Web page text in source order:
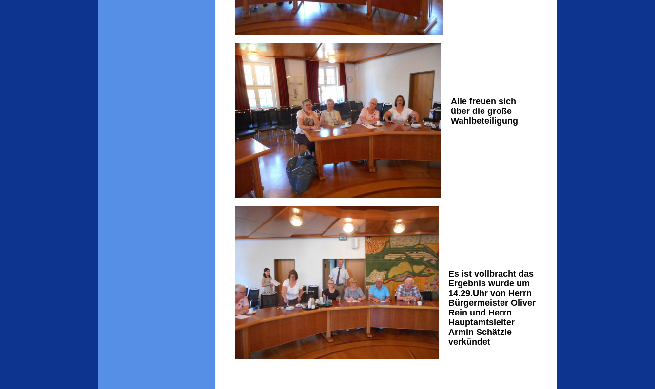
Alle freuen sich
über die große
Wahlbeteiligung
Es ist vollbracht das
Ergebnis wurde um
14.29.Uhr von Herrn
Bürgermeister Oliver
Rein und Herrn
Hauptamtsleiter
Armin Schätzle
verkündet